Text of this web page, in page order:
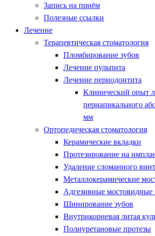
Запись на приём
Полезные ссылки
Лечение
Терапевтическая стоматология
Пломбирование зубов
Лечение пульпита
Лечение периодонтита
Клинический опыт
периапикального
мм
Ортопедическая стоматология
Керамические вкладки
Протезирование на
Удаление сломанного
Металлокерамические
Адгезивные мостовидные
Шинирование зубов
Внутрикорневая литая
Полиуретановые протезы